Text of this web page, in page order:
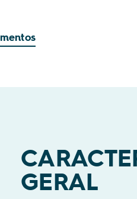
GERAL